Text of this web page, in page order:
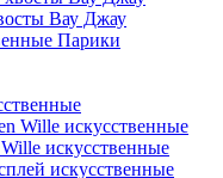
Вау Джау
Парики
искусственные